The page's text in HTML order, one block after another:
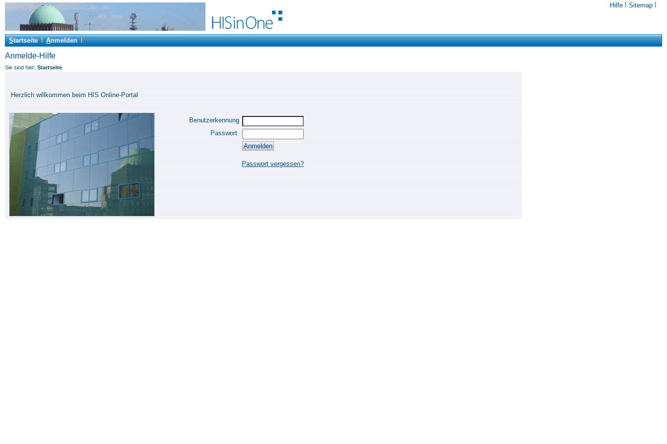
Hilfe Sitemap
Startseite Anmelden
Anmelde-Hilfe
Sie sind hier: Startseite
Herzlich willkommen beim HIS Online-Portal
Benutzerkennung
Passwort
Passwort vergessen?